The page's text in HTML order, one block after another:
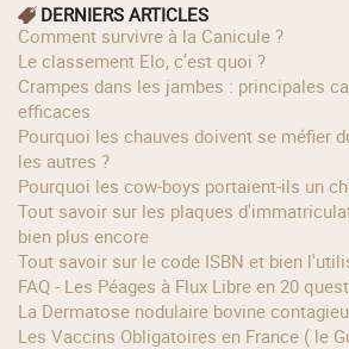
DERNIERS ARTICLES
Comment survivre à la Canicule ?
Le classement Elo, c’est quoi ?
Crampes dans les jambes : principales causes et solutions
efficaces
Pourquoi les chauves doivent se méfier du soleil bien plus que
les autres ?
Pourquoi les cow‑boys portaient‑ils un
Tout savoir sur les plaques d'immatriculation françaises et
bien plus encore
Tout savoir sur le code ISBN et bien
FAQ - Les Péages à Flux Libre en 20
La Dermatose nodulaire bovine
Les Vaccins Obligatoires en France ( le